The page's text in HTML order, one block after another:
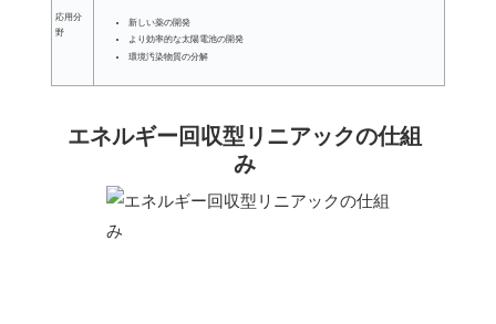
応用分
野
新しい薬の開発
より効率的な太陽電池の開発
環境汚染物質の分解
エネルギー回収型リニアックの仕組
み